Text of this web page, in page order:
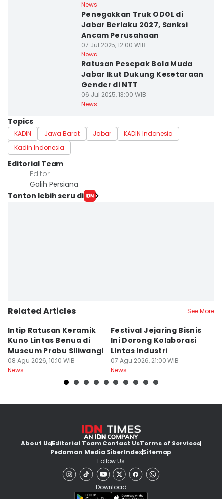
News
Penegakkan Truk ODOL di
Jabar Berlaku 2027, Sanksi
Ancam Perusahaan
07 Jul 2025, 12:00 WIB
News
Ratusan Pesepak Bola Muda
Jabar Ikut Dukung Kesetaraan
Gender di NTT
06 Jul 2025, 13:00 WIB
News
Topics
KADIN Jawa Barat Jabar
KADIN Indonesia
Kadin Indonesia
Editorial Team
Editor
Galih Persiana
Tonton lebih seru di
Related Articles See More
Intip Ratusan Keramik
Kuno Lintas Benua di
Museum Prabu Siliwangi
08 Agu 2026, 10:10 WIB
News
Festival Jejaring Bisnis
Ini Dorong Kolaborasi
Lintas Industri
07 Agu 2026, 21:00 WIB
News
About UsEditorial TeamContact UsTerms of Services
Pedoman Media SiberIndexSitemap
Follow Us
Download